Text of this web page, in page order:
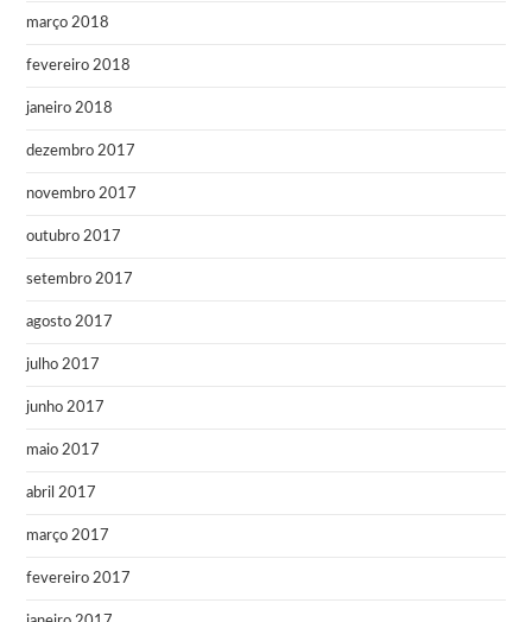
março 2018
fevereiro 2018
janeiro 2018
dezembro 2017
novembro 2017
outubro 2017
setembro 2017
agosto 2017
julho 2017
junho 2017
maio 2017
abril 2017
março 2017
fevereiro 2017